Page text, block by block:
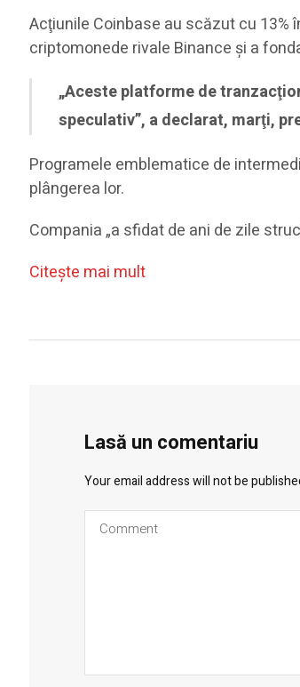
Acţiunile Coinbase au scăzut cu
criptomonede rivale Binance şi a
„Aceste platforme de
speculativ”, a declarat, marţi,
Programele emblematice de
plângerea lor.
Compania „a sfidat de ani de zile
Citeşte mai mult
Lasă un comentariu
Your email address will not be